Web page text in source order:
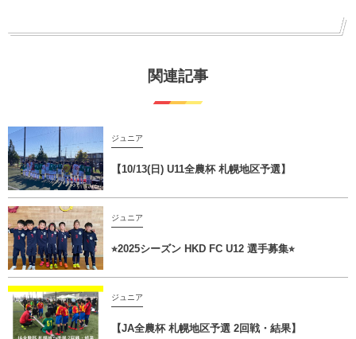
関連記事
ジュニア
【10/13(日) U11全農杯 札幌地区予選】
ジュニア
⭐︎2025シーズン HKD FC U12 選手募集⭐︎
ジュニア
【JA全農杯 札幌地区予選 2回戦・結果】